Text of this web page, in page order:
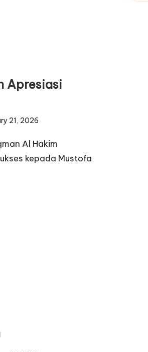
Apresiasi
21, 2026
Al Hakim
kepada Mustofa